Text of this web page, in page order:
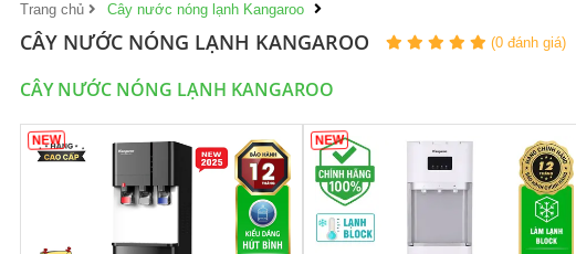
Trang chủ Cây nước nóng lạnh Kangaroo
CÂY NƯỚC NÓNG LẠNH KANGAROO (0 đánh giá)
CÂY NƯỚC NÓNG LẠNH KANGAROO
NEW NEW